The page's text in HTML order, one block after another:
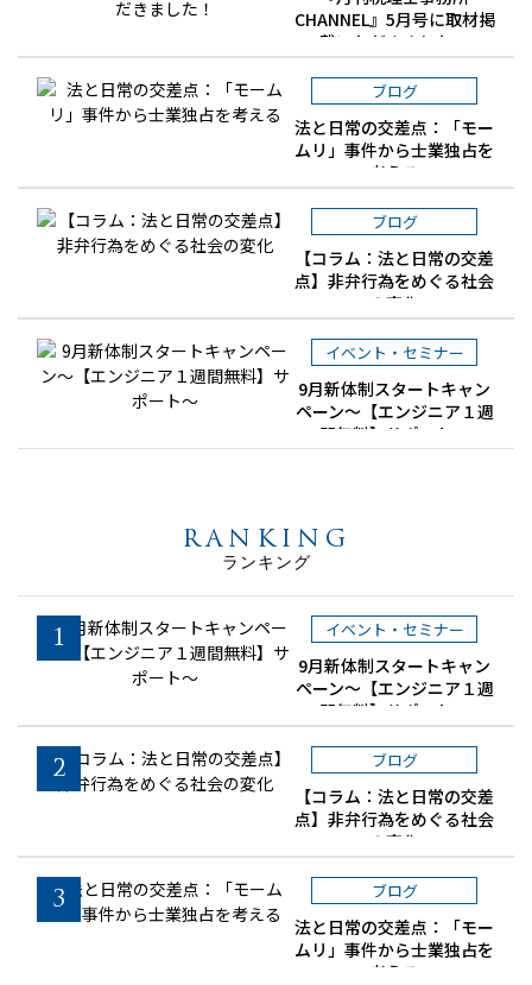
CHANNEL』5月号に取材掲
載いただきました！
ブログ
法と日常の交差点：「モー
ムリ」事件から士業独占を
考える
ブログ
【コラム：法と日常の交差
点】非弁行為をめぐる社会
の変化
イベント・セミナー
9月新体制スタートキャン
ペーン～【エンジニア１週
間無料】サポート～
RANKING
ランキング
1 イベント・セミナー
9月新体制スタートキャン
ペーン～【エンジニア１週
間無料】サポート～
2 ブログ
【コラム：法と日常の交差
点】非弁行為をめぐる社会
の変化
3 ブログ
法と日常の交差点：「モー
ムリ」事件から士業独占を
考える